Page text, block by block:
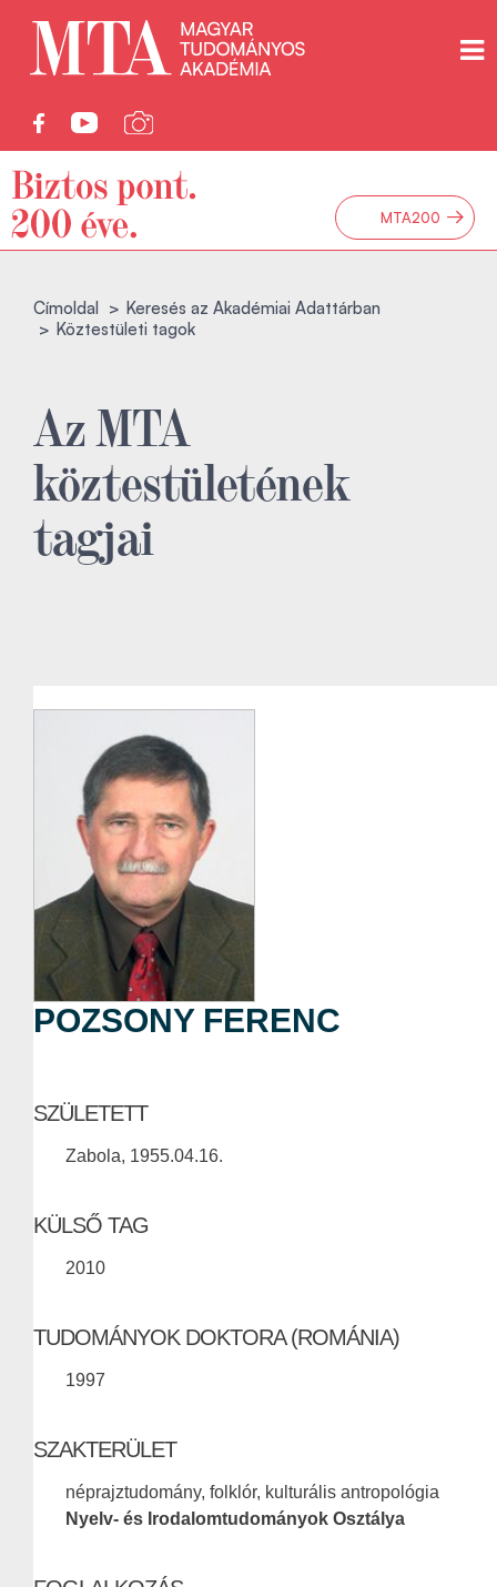
MTA200 →
Címoldal
Keresés az Akadémiai Adattárban
Köztestületi tagok
Az MTA
köztestületének
tagjai
POZSONY FERENC
SZÜLETETT
Zabola, 1955.04.16.
KÜLSŐ TAG
2010
TUDOMÁNYOK DOKTORA (ROMÁNIA)
1997
SZAKTERÜLET
néprajztudomány, folklór, kulturális antropológia
Nyelv- és Irodalomtudományok Osztálya